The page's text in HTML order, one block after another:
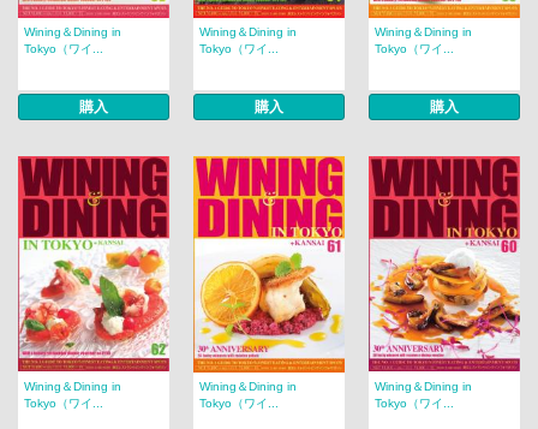
Wining＆Dining in
Tokyo（ワイ...
購入
Wining＆Dining in
Tokyo（ワイ...
購入
Wining＆Dining in
Tokyo（ワイ...
購入
Wining＆Dining in
Tokyo（ワイ...
Wining＆Dining in
Tokyo（ワイ...
Wining＆Dining in
Tokyo（ワイ...